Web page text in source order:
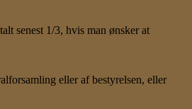
senest 1/3, hvis man ønsker at
eller af bestyrelsen, eller